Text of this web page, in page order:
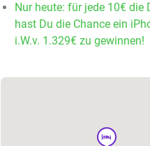
Nur heute: für jede 10€ die
hast Du die Chance ein
i.W.v. 1.329€ zu gewinnen!
hotel